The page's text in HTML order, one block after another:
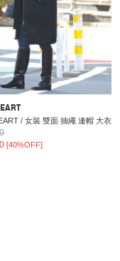
/ 女裝 雙面 抽繩 連帽 大衣
[40%OFF]